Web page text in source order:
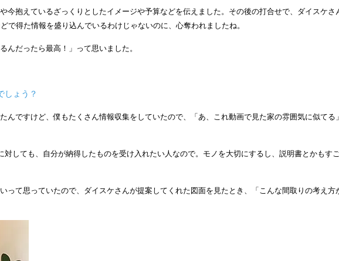
今抱えているざっくりとしたイメージや予算などを伝えました。その後の打合せで、ダイスケ
で得た情報を盛り込んでいるわけじゃないのに、心奪われましたね。
んだったら最高！」って思いました。
しょう？
んですけど、僕もたくさん情報収集をしていたので、「あ、これ動画で見た家の雰囲気に似て
対しても、自分が納得したものを受け入れたい人なので。モノを大切にするし、説明書とかも
って思っていたので、ダイスケさんが提案してくれた図面を見たとき、「こんな間取りの考え